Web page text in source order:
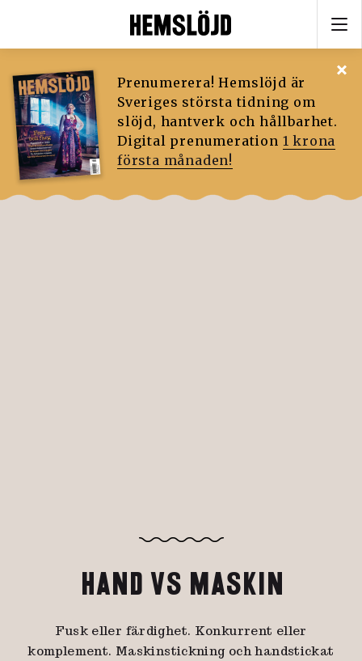
Prenumerera! Hemslöjd är
Sveriges största tidning om
slöjd, hantverk och hållbarhet.
Digital prenumeration 1 krona
första månaden!
HAND VS MASKIN
Fusk eller färdighet. Konkurrent eller
komplement. Maskinstickning och handstickat